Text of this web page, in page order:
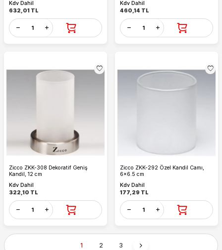
Kdv Dahil
632,01 TL
Kdv Dahil
460,14 TL
Zicco ZKK-308 Dekoratif Geniş
Kandil, 12 cm
Kdv Dahil
322,10 TL
Zicco ZKK-292 Özel Kandil Camı,
6x6.5 cm
Kdv Dahil
177,29 TL
1 2 3